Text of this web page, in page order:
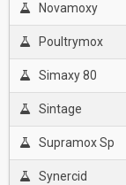
Novamoxy
Poultrymox
Simaxy 80
Sintage
Supramox Sp
Synercid